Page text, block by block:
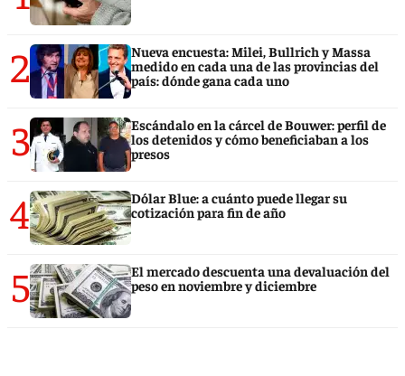
2
Nueva encuesta: Milei, Bullrich y Massa
medido en cada una de las provincias del
país: dónde gana cada uno
3
Escándalo en la cárcel de Bouwer: perfil de
los detenidos y cómo beneficiaban a los
presos
4
Dólar Blue: a cuánto puede llegar su
cotización para fin de año
5
El mercado descuenta una devaluación del
peso en noviembre y diciembre